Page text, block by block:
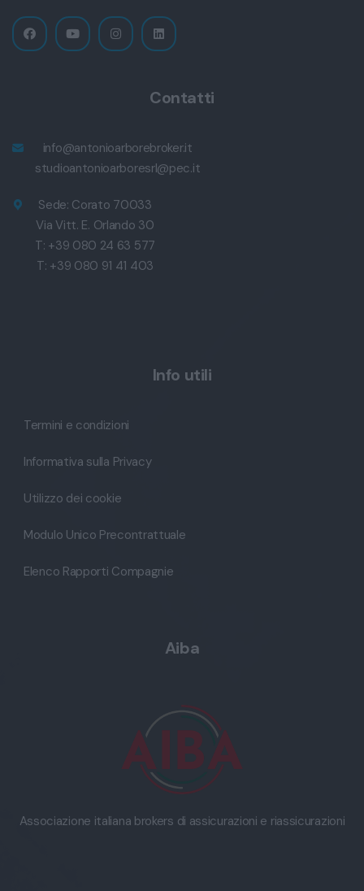
Contatti
info@antonioarborebroker.it
studioantonioarboresrl@pec.it
Sede: Corato 70033
Via Vitt. E. Orlando 30
T: +39 080 24 63 577
T: +39 080 91 41 403
Info utili
Termini e condizioni
Informativa sulla Privacy
Utilizzo dei cookie
Modulo Unico Precontrattuale
Elenco Rapporti Compagnie
Aiba
Associazione italiana brokers di assicurazioni e riassicurazioni